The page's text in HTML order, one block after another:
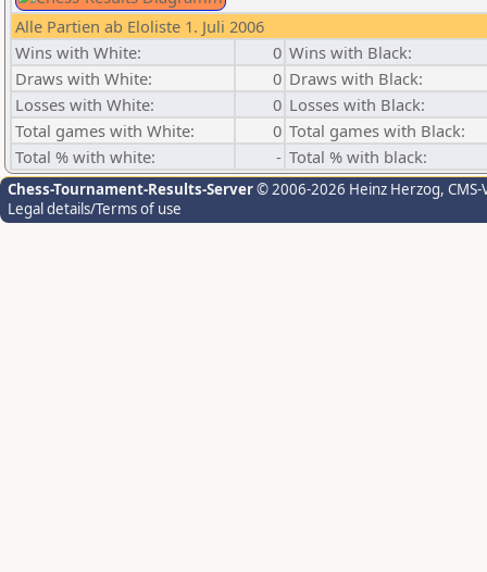
Alle Partien ab Eloliste 1. Juli 2006
Wins with White:
0 Wins with Black:
Draws with White:
0 Draws with Black:
Losses with White:
0 Losses with Black:
Total games with White:
0 Total games with Black:
Total % with white:
- Total % with black:
Chess-Tournament-Results-Server© 2006-2026 Heinz Herzog,
Legal details/Terms of use